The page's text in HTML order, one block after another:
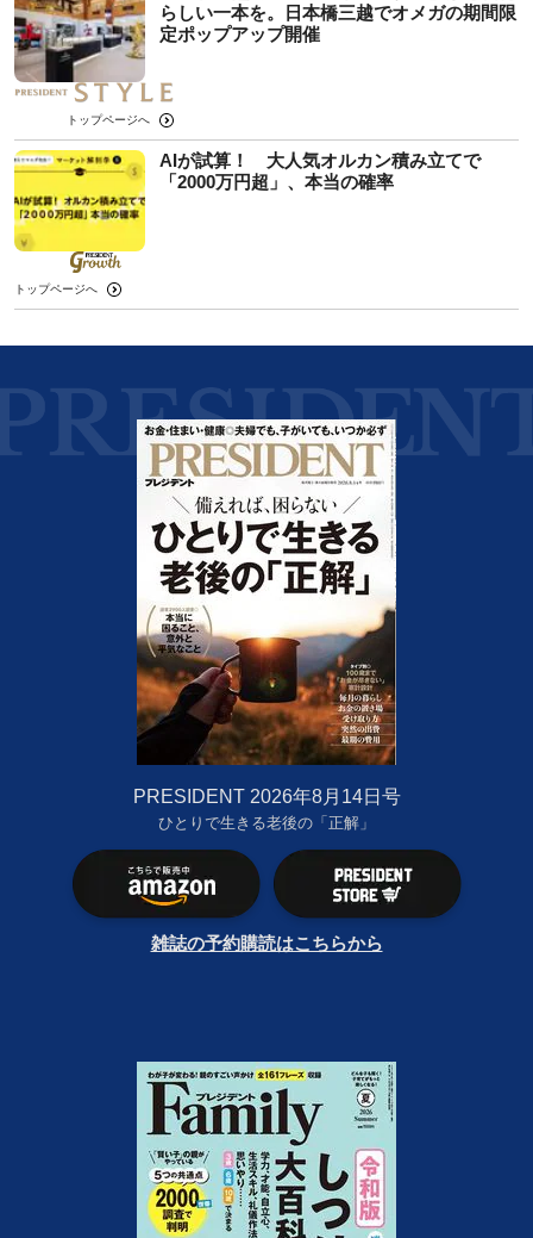
らしい一本を。日本橋三越でオメガの期間限
定ポップアップ開催
トップページへ
AIが試算！ 大人気オルカン積み立てで
「2000万円超」、本当の確率
トップページへ
PRESIDENT 2026年8月14日号
ひとりで生きる老後の「正解」
雑誌の予約購読はこちらから